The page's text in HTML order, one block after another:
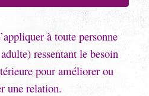
à toute personne
ressentant le besoin
pour améliorer ou
une relation.